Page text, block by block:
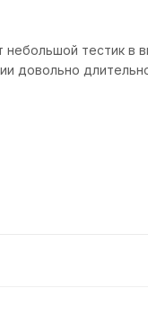
тестик в
довольно